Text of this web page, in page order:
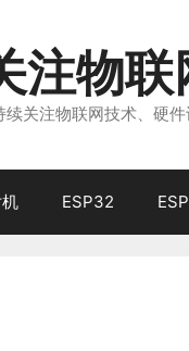
注物
关注物联网技术、硬
ESP32